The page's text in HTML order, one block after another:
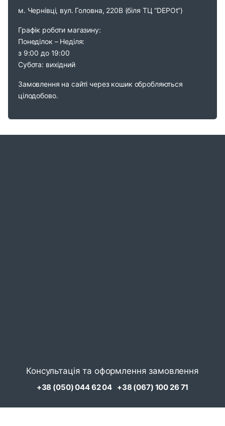
м. Чернівці, вул. Головна, 220В (біля ТЦ “DEPOt”)
Графік роботи магазину:
Понеділок – Неділя:
з 9:00 до 19:00
Субота: вихідний
Замовлення на сайті через кошик обробляються
цілодобово.
Консультація та оформлення замовлення
+38 (050) 044 62 04 +38 (067) 100 26 71